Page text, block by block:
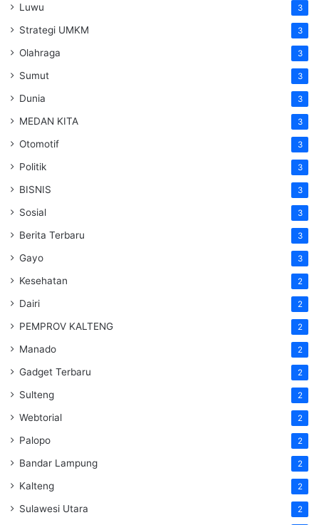
Luwu 3
Strategi UMKM 3
Olahraga 3
Sumut 3
Dunia 3
MEDAN KITA 3
Otomotif 3
Politik 3
BISNIS 3
Sosial 3
Berita Terbaru 3
Gayo 3
Kesehatan 2
Dairi 2
PEMPROV KALTENG 2
Manado 2
Gadget Terbaru 2
Sulteng 2
Webtorial 2
Palopo 2
Bandar Lampung 2
Kalteng 2
Sulawesi Utara 2